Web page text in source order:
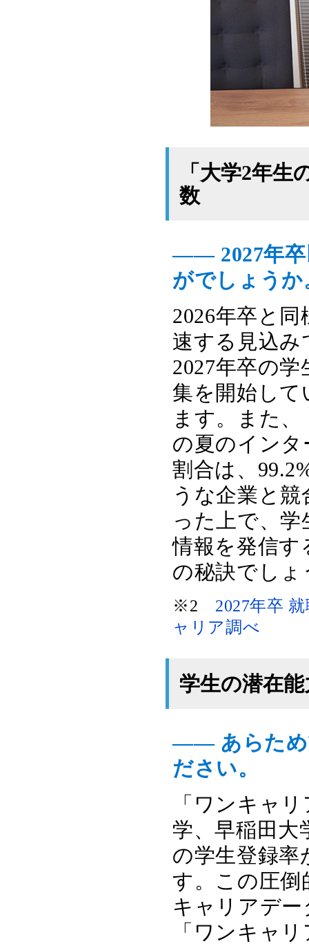
「大学2年
数
―― 2027年卒
がでしょうか
2026年卒と
速する見込
2027年卒の
集を開始して
ます。また
の夏のイン
割合は、
うな企業と
った上で、
情報を発信す
の秘訣でしょ
※2 2027年卒
ャリア調べ
学生の潜在
―― あらため
ださい。
「ワンキャ
学、早稲田大
の学生登録
す。この圧
キャリアデ
「ワンキャ